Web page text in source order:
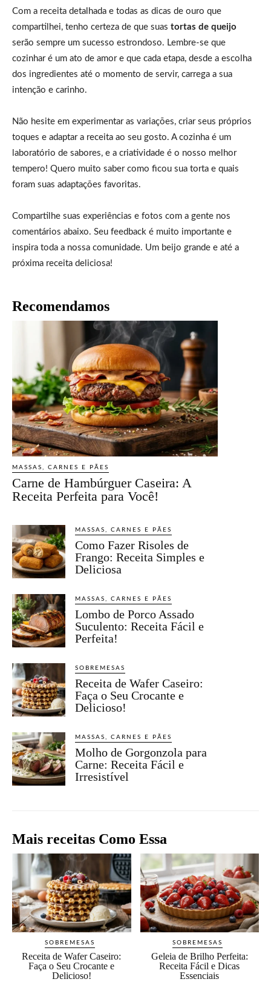
Com a receita detalhada e todas as dicas de ouro que
compartilhei, tenho certeza de que suas tortas de queijo
serão sempre um sucesso estrondoso. Lembre-se que
cozinhar é um ato de amor e que cada etapa, desde a escolha
dos ingredientes até o momento de servir, carrega a sua
intenção e carinho.
Não hesite em experimentar as variações, criar seus próprios
toques e adaptar a receita ao seu gosto. A cozinha é um
laboratório de sabores, e a criatividade é o nosso melhor
tempero! Quero muito saber como ficou sua torta e quais
foram suas adaptações favoritas.
Compartilhe suas experiências e fotos com a gente nos
comentários abaixo. Seu feedback é muito importante e
inspira toda a nossa comunidade. Um beijo grande e até a
próxima receita deliciosa!
Recomendamos
MASSAS, CARNES E PÃES
Carne de Hambúrguer Caseira: A
Receita Perfeita para Você!
MASSAS, CARNES E PÃES
Como Fazer Risoles de
Frango: Receita Simples e
Deliciosa
MASSAS, CARNES E PÃES
Lombo de Porco Assado
Suculento: Receita Fácil e
Perfeita!
SOBREMESAS
Receita de Wafer Caseiro:
Faça o Seu Crocante e
Delicioso!
MASSAS, CARNES E PÃES
Molho de Gorgonzola para
Carne: Receita Fácil e
Irresistível
Mais receitas Como Essa
SOBREMESAS
Receita de Wafer Caseiro:
Faça o Seu Crocante e
Delicioso!
SOBREMESAS
Geleia de Brilho Perfeita:
Receita Fácil e Dicas
Essenciais